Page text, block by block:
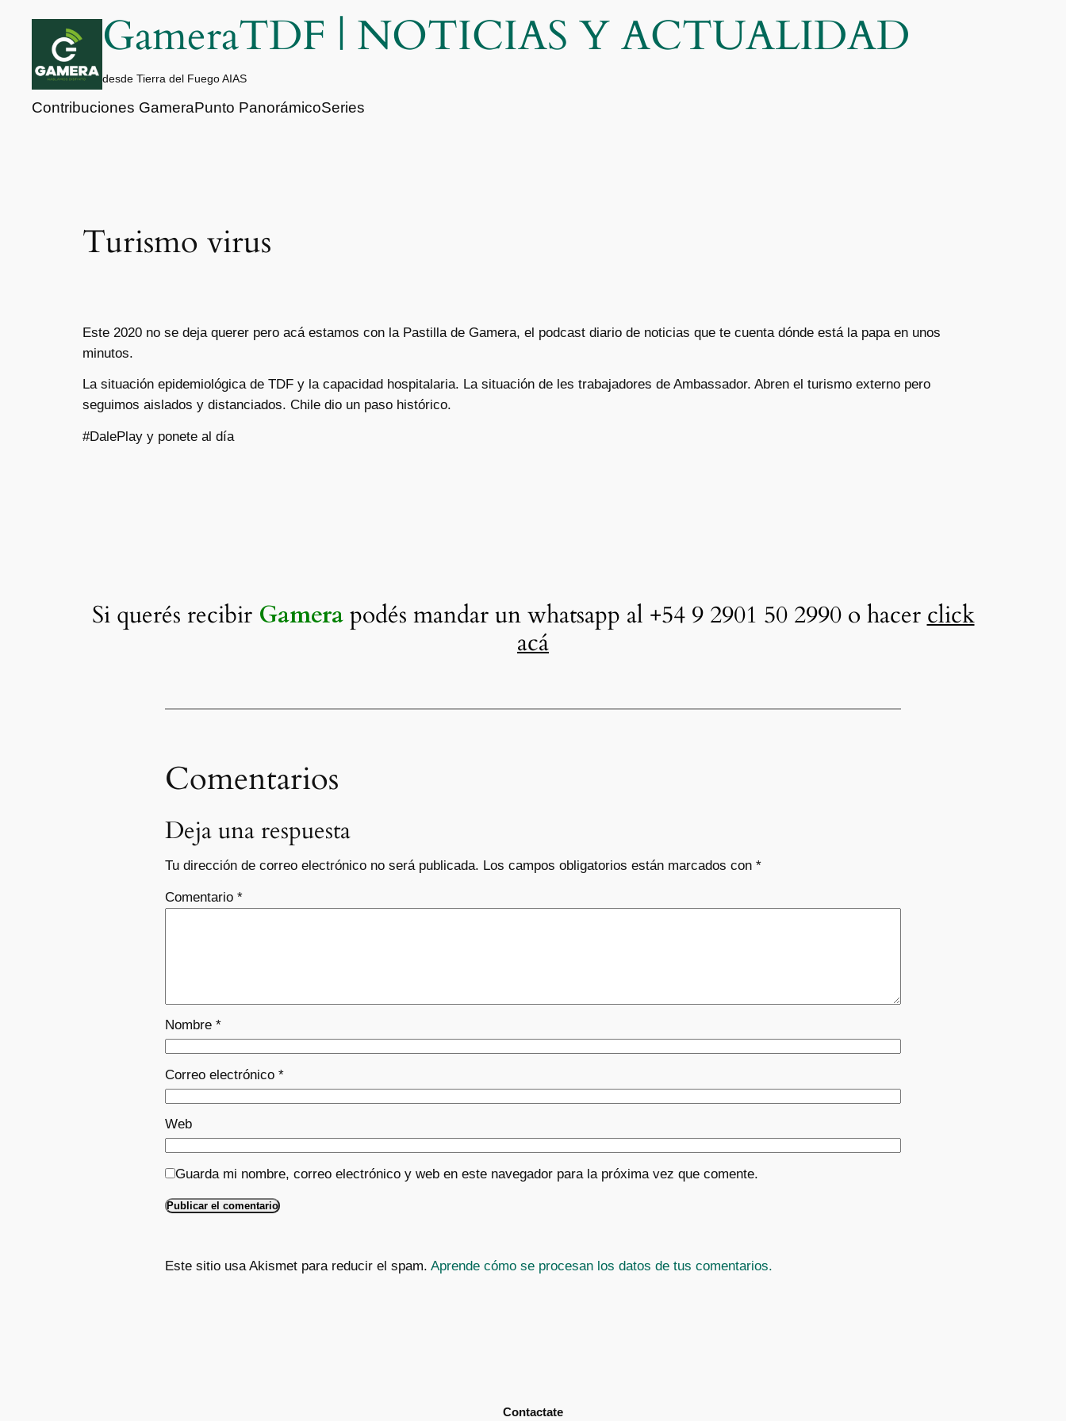
contenido
GameraTDF | NOTICIAS Y ACTUALIDAD
desde Tierra del Fuego AIAS
Contribuciones GameraPunto PanorámicoSeries
Turismo virus
Este 2020 no se deja querer pero acá estamos con la Pastilla de Gamera, el podcast diario de noticias que te cuenta dónde está la papa en unos
minutos.
La situación epidemiológica de TDF y la capacidad hospitalaria. La situación de les trabajadores de Ambassador. Abren el turismo externo pero
seguimos aislados y distanciados. Chile dio un paso histórico.
#DalePlay y ponete al día
Si querés recibir Gamerapodés mandar un whatsapp al +54 9 2901 50 2990 o hacer click
acá
Comentarios
Deja una respuesta
Tu dirección de correo electrónico no será publicada. Los campos obligatorios están marcados con *
Comentario *
Nombre *
Correo electrónico *
Web
Guarda mi nombre, correo electrónico y web en este navegador para la próxima vez que comente.
Este sitio usa Akismet para reducir el spam. Aprende cómo se procesan los datos de tus comentarios.
Contactate